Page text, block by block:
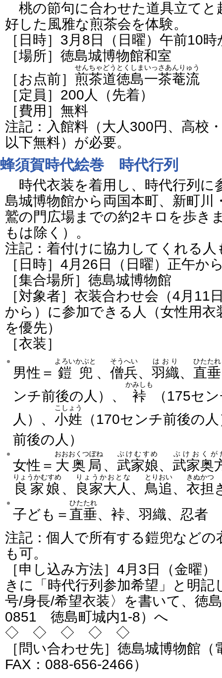
桃の節句に合わせた道具立てと
好した風雅な煎茶会を体験。
［日時］3月8日（日曜）午前10
［場所］徳島城博物館和室
［お点前］ 煎茶道徳島一茶菴流
せんちゃどうとくしまいっさあんりゅう
［定員］200人（先着）
［費用］無料
注記：入館料（大人300円、高校
以下無料）が必要。
蜂須賀時代絵巻 時代行列
時代衣装を着用し、時代行列に
島城博物館から両国本町、新町川
鷲の門広場までの約2キロを歩き
もは除く）。
注記：着付けに協力してくれる人
［日時］4月26日（日曜）正午か
［集合場所］徳島城博物館
［対象者］衣装合わせ会（4月11
から）に参加できる人（女性用
を優先）
［衣装］
男性＝ 鎧兜
よろいかぶと
、 僧兵
そうへい
、 羽織
はおり
、 直垂
ひたたれ
ンチ前後の人）、
裃
かみしも
（175セ
人）、 小姓
こしょう
（170センチ前後の
前後の人）
女性＝ 大奥局
おおおくつぼね
、 武家娘
ぶけむすめ
、 武家奥
ぶけおくが
良家娘
りょうかむすめ
、 良家大人
りょうかおとな
、 鳥追
とりおい
、 衣担
きぬかつ
子ども＝ 直垂
ひたたれ
、裃、羽織、忍者
注記：個人で所有する鎧兜など
も可。
［申し込み方法］4月3日（金曜
きに「時代行列参加希望」と明記
号/身長/希望衣装〉を書いて、徳
0851 徳島町城内1-8）へ
◇ ◇ ◇ ◇ ◇
［問い合わせ先］徳島城博物館
FAX：088-656-2466）